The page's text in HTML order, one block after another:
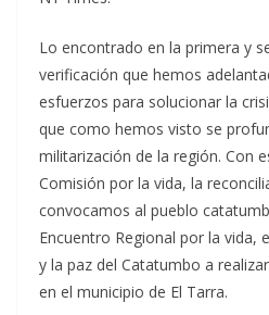
Lo encontrado en la primera y
verificación que hemos
esfuerzos para solucionar la
que como hemos visto se
militarización de la región. Con
Comisión por la vida, la
convocamos al pueblo
Encuentro Regional por la vida,
y la paz del Catatumbo a
en el municipio de El Tarra.